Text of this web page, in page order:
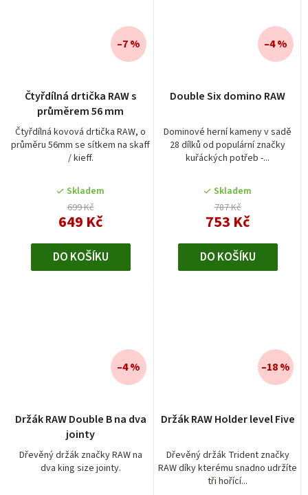
Čtyřdílná drtička RAW s
průměrem 56 mm
Čtyřdílná kovová drtička RAW, o
průměru 56mm se sítkem na skaff
/ kieff.
hodnocení
produktu
je
4,0
z
hvězdiček.
Skladem
699 Kč
649 Kč
–7 %
DO KOŠÍKU
Double Six domino RAW
Dominové herní kameny v sadě
28 dílků od populární značky
kuřáckých potřeb -...
Skladem
787 Kč
753 Kč
–4 %
DO KOŠÍKU
Držák RAW Double B na dva
jointy
Dřevěný držák značky RAW na
dva king size jointy.
–4 %
Držák RAW Holder level Five
Dřevěný držák Trident značky
RAW díky kterému snadno udržíte
tři hořící...
–18 %